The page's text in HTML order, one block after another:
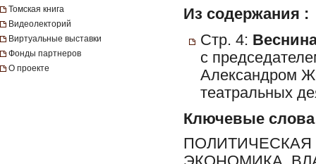
Томская книга
Видеолекторий
Виртуальные выставки
Фонды партнеров
О проекте
Из содержания :
Стр. 4:
с
Александром
театральных
Ключевые слова